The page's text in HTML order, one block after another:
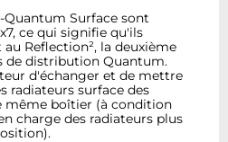
Quantum Surface sont
ce qui signifie qu'ils
Reflection², la deuxième
de distribution Quantum.
d'échanger et de mettre
radiateurs surface des
même boîtier (à condition
charge des radiateurs plus